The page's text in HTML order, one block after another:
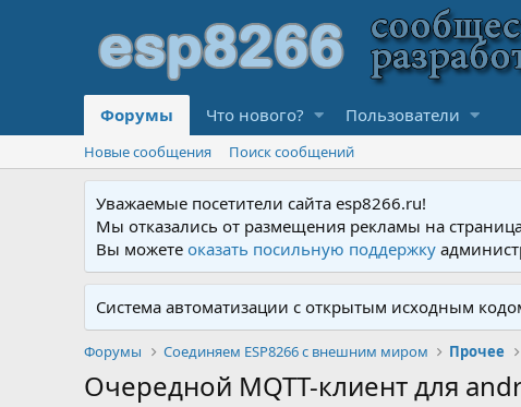
Форумы Что нового? Пользователи
Новые сообщения Поиск сообщений
Уважаемые посетители сайта esp8266.ru!
Мы отказались от размещения рекламы на
Вы можетеоказать посильную поддержку
Система автоматизации с открытым исходным
Форумы Соединяем ESP8266 с внешним миром Прочее
Очередной MQTT-клиент для